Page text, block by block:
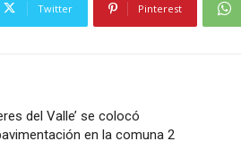
Twitter Pinterest
del Valle’ se colocó
en la comuna 2